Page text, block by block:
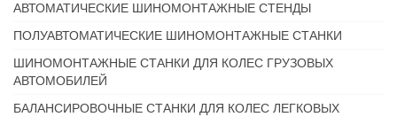
АВТОМАТИЧЕСКИЕ ШИНОМОНТАЖНЫЕ СТЕНДЫ
ПОЛУАВТОМАТИЧЕСКИЕ ШИНОМОНТАЖНЫЕ СТАНКИ
ШИНОМОНТАЖНЫЕ СТАНКИ ДЛЯ КОЛЕС ГРУЗОВЫХ
АВТОМОБИЛЕЙ
БАЛАНСИРОВОЧНЫЕ СТАНКИ ДЛЯ КОЛЕС ЛЕГКОВЫХ